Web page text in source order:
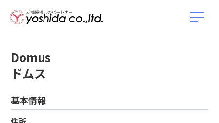
Domus
ドムス
基本情報